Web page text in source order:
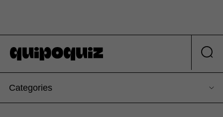
Categories